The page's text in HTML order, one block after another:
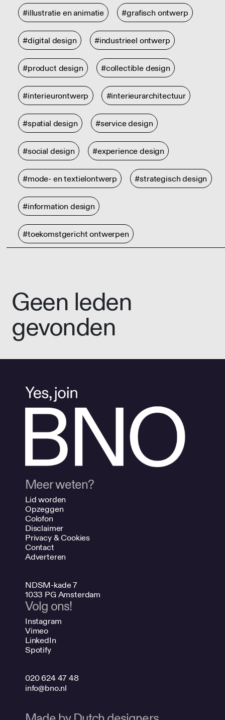
#illustratie en animatie #grafisch ontwerp
#digital design #industrieel ontwerp
#product design #collectible design
#interieurontwerp #interieurarchitectuur
#spatial design #service design
#social design #experience design
#mode- en textielontwerp #strategisch design
#information design
#toekomstgericht ontwerpen
Geen leden
gevonden
Meer weten?
Lid worden
Opzeggen
Colofon
Disclaimer
Privacy & Cookies
Contact
Adverteren
NDSM-kade 7
1033 PG Amsterdam
Volg ons!
Instagram
Vimeo
LinkedIn
Spotify
020 624 47 48
info@bno.nl